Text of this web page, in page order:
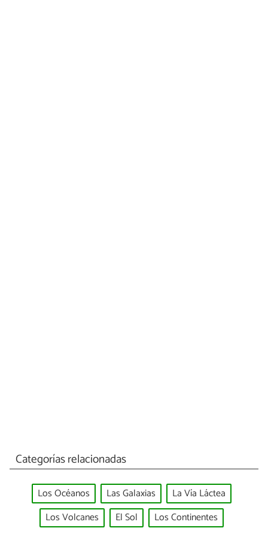
Categorías relacionadas
Los Océanos Las Galaxias
La Vía Láctea
Los Volcanes
El Sol Los Continentes